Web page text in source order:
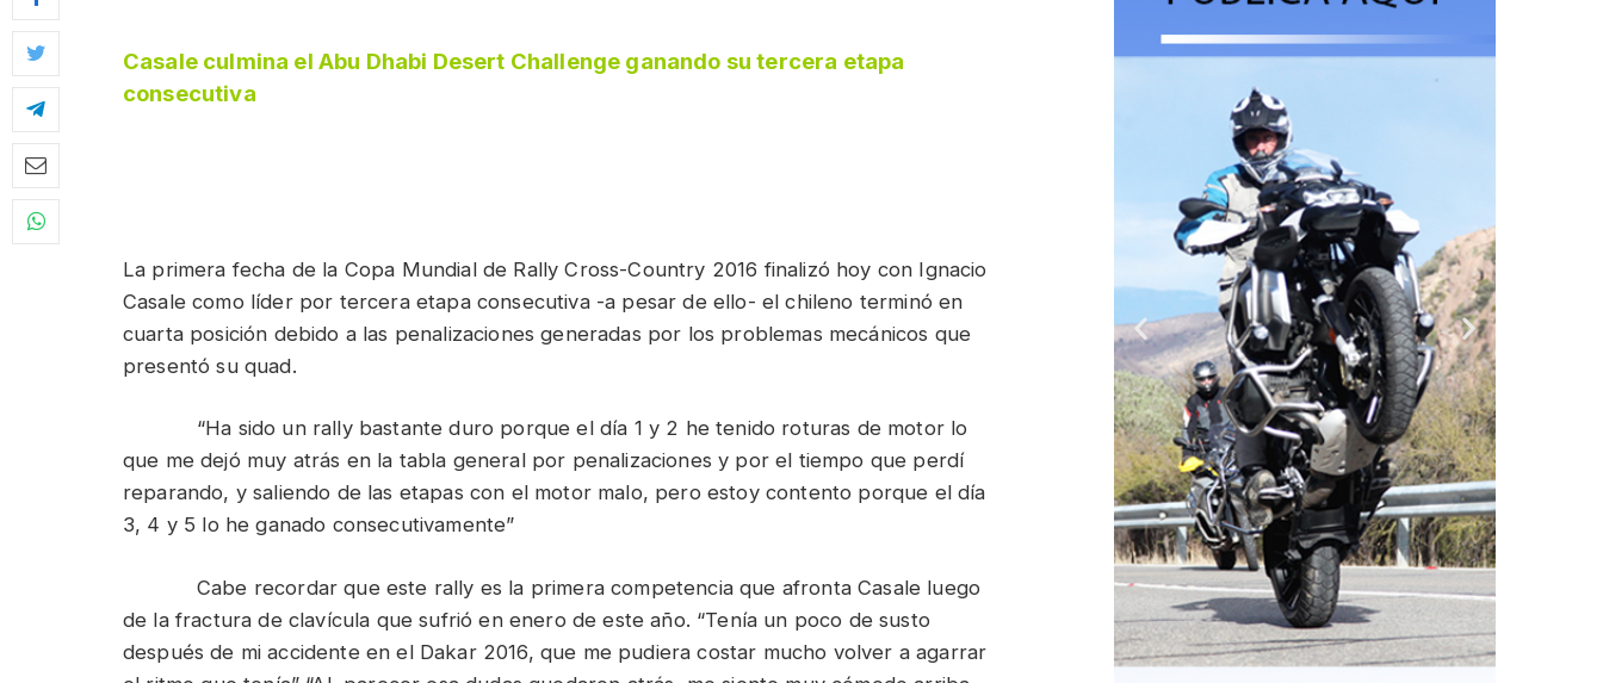
Casale culmina el Abu Dhabi Desert Challenge ganando su tercera etapa
consecutiva
La primera fecha de la Copa Mundial de Rally Cross-Country 2016 finalizó hoy con Ignacio
Casale como líder por tercera etapa consecutiva -a pesar de ello- el chileno terminó en
cuarta posición debido a las penalizaciones generadas por los problemas mecánicos que
presentó su quad.
“Ha sido un rally bastante duro porque el día 1 y 2 he tenido roturas de motor lo
que me dejó muy atrás en la tabla general por penalizaciones y por el tiempo que perdí
reparando, y saliendo de las etapas con el motor malo, pero estoy contento porque el día
3, 4 y 5 lo he ganado consecutivamente”
Cabe recordar que este rally es la primera competencia que afronta Casale luego
de la fractura de clavícula que sufrió en enero de este año. “Tenía un poco de susto
después de mi accidente en el Dakar 2016, que me pudiera costar mucho volver a agarrar